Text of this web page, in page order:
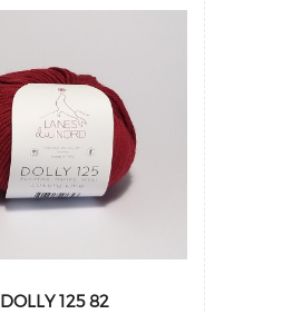
DOLLY 125 82